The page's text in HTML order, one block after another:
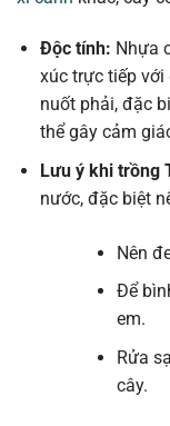
Độc tính: Nhựa
xúc trực tiếp với
nuốt phải, đặc
thể gây cảm
Lưu ý khi trồng
nước, đặc biệt
Nên
Để
em.
Rửa
cây.